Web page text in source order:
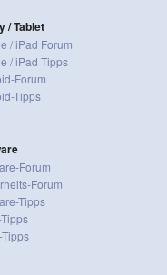
/ Tablet
/ iPad Forum
/ iPad Tipps
Forum
Tipps
Forum
Forum
Tipps